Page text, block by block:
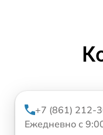
+7 (861) 212-
Ежедневно с